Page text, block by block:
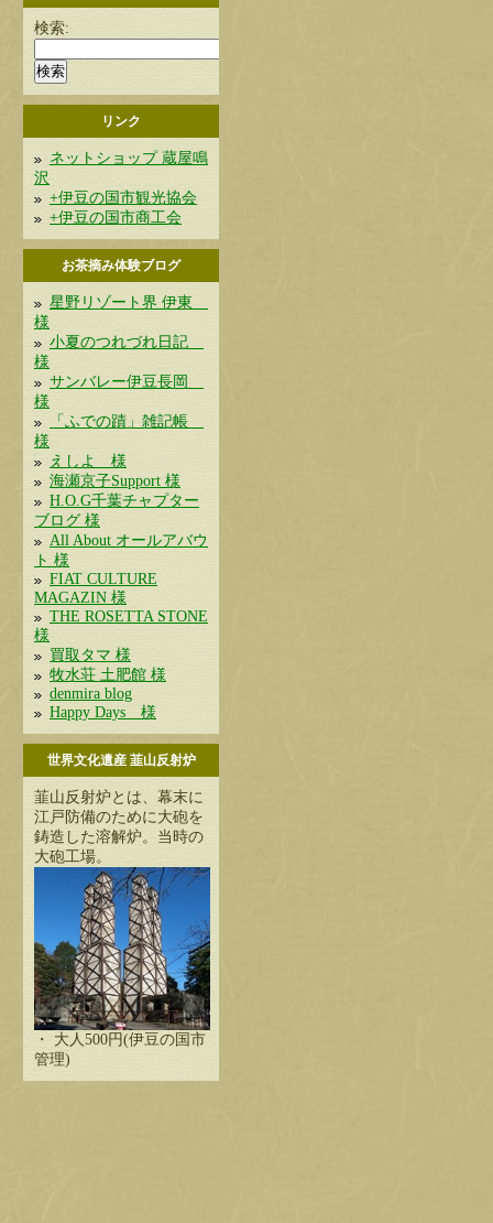
検索:
リンク
ネットショップ 蔵屋鳴
沢
+伊豆の国市観光協会
+伊豆の国市商工会
お茶摘み体験ブログ
星野リゾート界 伊東
様
小夏のつれづれ日記
様
サンバレー伊豆長岡
様
「ふでの蹟」雑記帳
様
えしよ 様
海瀬京子Support 様
H.O.G千葉チャプター
ブログ 様
All About オールアバウ
ト 様
FIAT CULTURE
MAGAZIN 様
THE ROSETTA STONE
様
買取タマ 様
牧水荘 土肥館 様
denmira blog
Happy Days 様
世界文化遺産 韮山反射炉
韮山反射炉とは、幕末に
江戸防備のために大砲を
鋳造した溶解炉。当時の
大砲工場。
・ 大人500円(伊豆の国市
管理)